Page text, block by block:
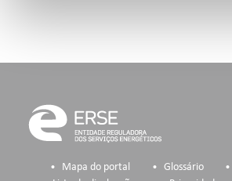
Mapa do portal Glossário